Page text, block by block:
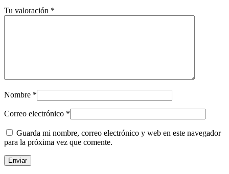
Tu valoración *
Nombre *
Correo electrónico *
Guarda mi nombre, correo electrónico y web en este navegador
para la próxima vez que comente.